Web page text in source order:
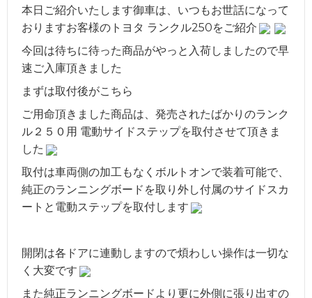
本日ご紹介いたします御車は、いつもお世話になって
おりますお客様のトヨタ ランクル250をご紹介
今回は待ちに待った商品がやっと入荷しましたので早
速ご入庫頂きました
まずは取付後がこちら
ご用命頂きました商品は、発売されたばかりのランク
ル２５０用 電動サイドステップを取付させて頂きま
した
取付は車両側の加工もなくボルトオンで装着可能で、
純正のランニングボードを取り外し付属のサイドスカ
ートと電動ステップを取付します
開閉は各ドアに連動しますので煩わしい操作は一切な
く大変です
また純正ランニングボードより更に外側に張り出すの